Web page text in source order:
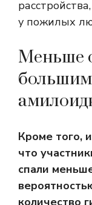
у пожилых
Меньше
Кроме того,
что
спали